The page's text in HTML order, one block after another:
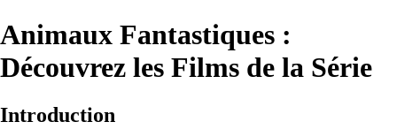
Animaux Fantastiques :
Découvrez les Films de la Série
Introduction